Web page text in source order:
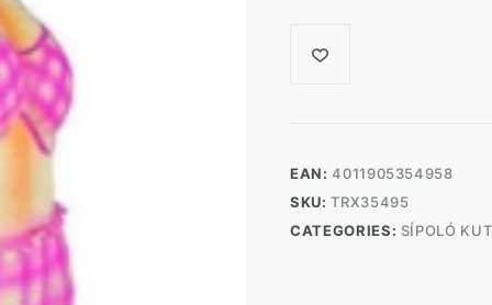
EAN:4011905354958
SKU:TRX35495
CATEGORIES: SÍPOLÓ